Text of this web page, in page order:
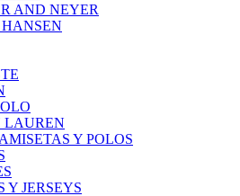
AND NEYER
LAUREN
Y POLOS
Y JERSEYS